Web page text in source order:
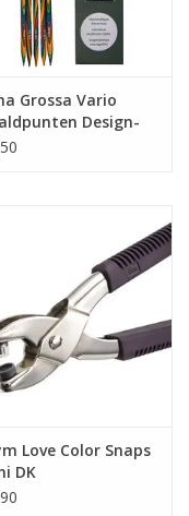
Grossa Vario
Design-
3,5 mm
Love Color Snaps
DK